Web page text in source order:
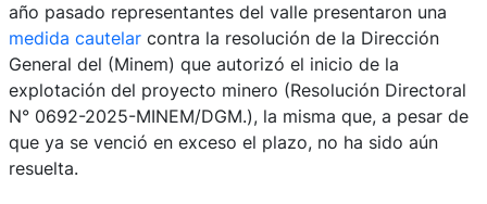
año pasado representantes del valle presentaron una
medida cautelar contra la resolución de la Dirección
General del (Minem) que autorizó el inicio de la
explotación del proyecto minero (Resolución Directoral
N° 0692-2025-MINEM/DGM.), la misma que, a pesar de
que ya se venció en exceso el plazo, no ha sido aún
resuelta.